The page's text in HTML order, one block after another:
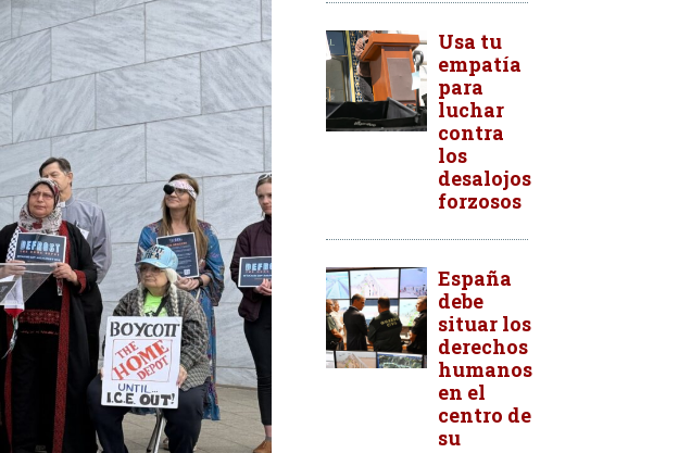
Usa tu
empatía
para
luchar
contra
los
desalojos
forzosos
España
debe
situar los
derechos
humanos
en el
centro de
su